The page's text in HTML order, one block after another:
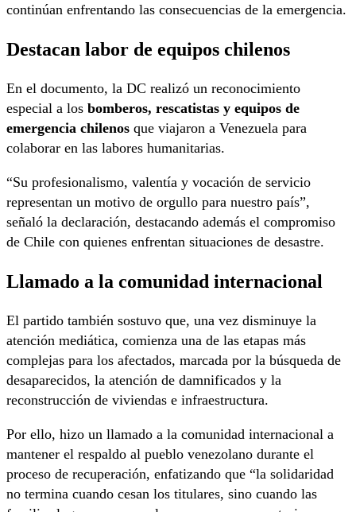
continúan enfrentando las consecuencias de la emergencia.
Destacan labor de equipos chilenos
En el documento, la DC realizó un reconocimiento
especial a los bomberos, rescatistas y equipos de
emergencia chilenos que viajaron a Venezuela para
colaborar en las labores humanitarias.
“Su profesionalismo, valentía y vocación de servicio
representan un motivo de orgullo para nuestro país”,
señaló la declaración, destacando además el compromiso
de Chile con quienes enfrentan situaciones de desastre.
Llamado a la comunidad internacional
El partido también sostuvo que, una vez disminuye la
atención mediática, comienza una de las etapas más
complejas para los afectados, marcada por la búsqueda de
desaparecidos, la atención de damnificados y la
reconstrucción de viviendas e infraestructura.
Por ello, hizo un llamado a la comunidad internacional a
mantener el respaldo al pueblo venezolano durante el
proceso de recuperación, enfatizando que “la solidaridad
no termina cuando cesan los titulares, sino cuando las